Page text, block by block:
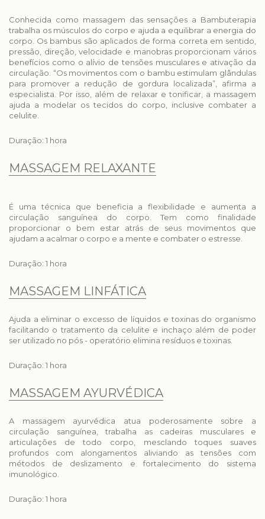
Conhecida como massagem das sensações a Bambuterapia
trabalha os músculos do corpo e ajuda a equilibrar a energia do
corpo. Os bambus são aplicados de forma correta em sentido,
pressão, direção, velocidade e manobras proporcionam vários
benefícios como o alívio de tensões musculares e ativação da
circulação. “Os movimentos com o bambu estimulam glândulas
para promover a redução de gordura localizada”, afirma a
especialista. Por isso, além de relaxar e tonificar, a massagem
ajuda a modelar os tecidos do corpo, inclusive combater a
celulite.
Duração: 1 hora
MASSAGEM RELAXANTE
É uma técnica que beneficia a flexibilidade e aumenta a
circulação sanguínea do corpo. Tem como finalidade
proporcionar o bem estar atrás de seus movimentos que
ajudam a acalmar o corpo e a mente e combater o estresse.
Duração: 1 hora
MASSAGEM LINFÁTICA
Ajuda a eliminar o excesso de líquidos e toxinas do organismo
facilitando o tratamento da celulite e inchaço além de poder
ser utilizado no pós - operatório elimina resíduos e toxinas.
Duração: 1 hora
MASSAGEM AYURVÉDICA
A massagem ayurvédica atua poderosamente sobre a
circulação sanguínea, trabalha as cadeiras musculares e
articulações de todo corpo, mesclando toques suaves
profundos com alongamentos aliviando as tensões com
métodos de deslizamento e fortalecimento do sistema
imunológico.
Duração: 1 hora